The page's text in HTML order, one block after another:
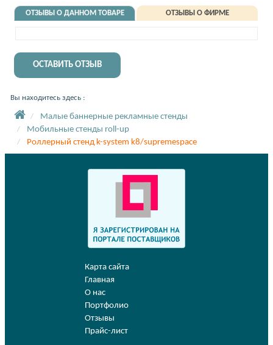
ОТЗЫВЫ О ДАННОМ ТОВАРЕ ОТЗЫВЫ О ФИРМЕ
ОСТАВИТЬ ОТЗЫВ
Вы находитесь здесь :
Малые баннерные рекламные стенды
Мобильные стенды roll-up
Роллерный стенд k-system k8/supremespace
Карта сайта
Главная
О нас
Портфолио
Отзывы
Прайс-лист